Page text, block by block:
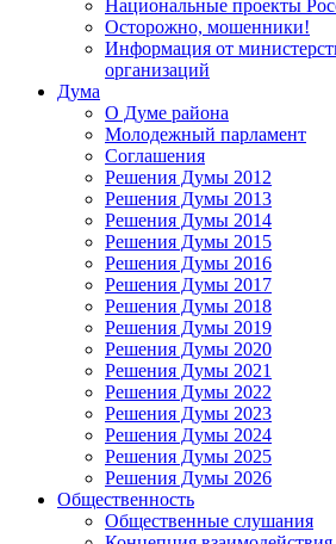
Национальные проекты
Осторожно, мошенники!
Информация от
организаций
Дума
О Думе района
Молодежный парламент
Соглашения
Решения Думы 2012
Решения Думы 2013
Решения Думы 2014
Решения Думы 2015
Решения Думы 2016
Решения Думы 2017
Решения Думы 2018
Решения Думы 2019
Решения Думы 2020
Решения Думы 2021
Решения Думы 2022
Решения Думы 2023
Решения Думы 2024
Решения Думы 2025
Решения Думы 2026
Общественность
Общественные слушания